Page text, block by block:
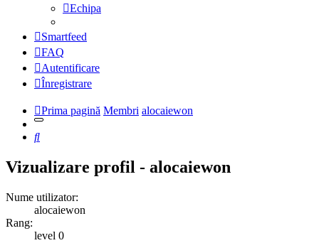
Echipa
Smartfeed
FAQ
Autentificare
Înregistrare
Prima pagină Membri alocaiewon
Căutare
Vizualizare profil - alocaiewon
Nume utilizator:
alocaiewon
Rang:
level 0